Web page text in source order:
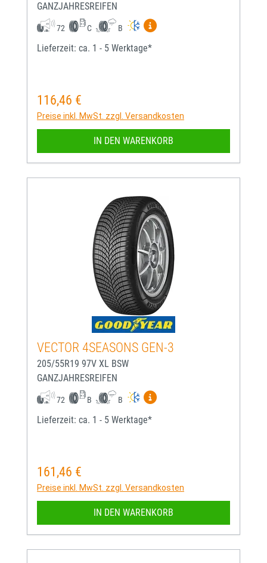
GANZJAHRESREIFEN
72 C B
Mehr Informationen zum
Lieferzeit: ca. 1 - 5 Werktage*
Regulärer Preis:
116,46 €
Preise inkl. MwSt. zzgl. Versandkosten
IN DEN WARENKORB
VECTOR 4SEASONS GEN-3
205/55R19 97V XL BSW
GANZJAHRESREIFEN
72 B B
Mehr Informationen zum
Lieferzeit: ca. 1 - 5 Werktage*
Regulärer Preis:
161,46 €
Preise inkl. MwSt. zzgl. Versandkosten
IN DEN WARENKORB